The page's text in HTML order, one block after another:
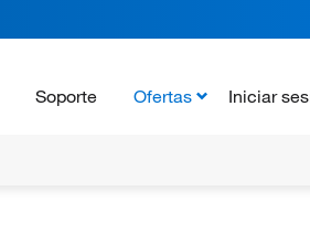
Soporte Ofertas Iniciar